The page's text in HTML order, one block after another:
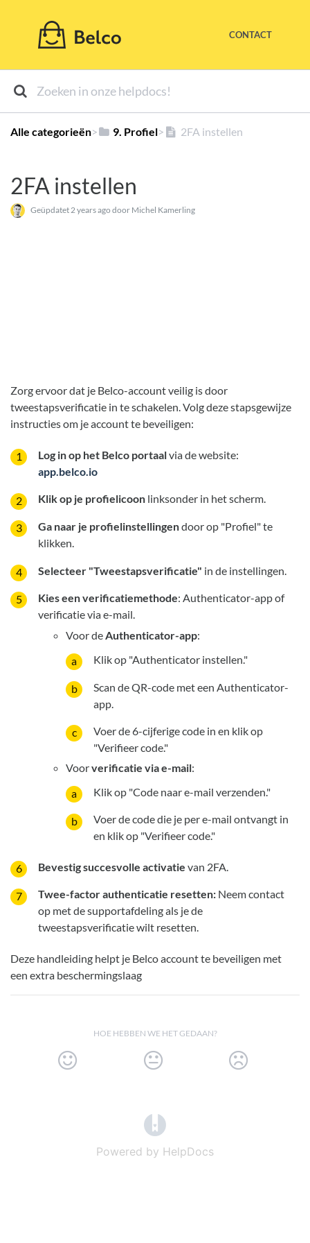
CONTACT
Alle categorieën​>​ ​9. Profiel​>​ 2FA instellen
2FA instellen
Geüpdatet 2 years ago door Michel Kamerling
Zorg ervoor dat je Belco-account veilig is door
tweestapsverificatie in te schakelen. Volg deze stapsgewijze
instructies om je account te beveiligen:
Log in op het Belco portaalvia de website:
app.belco.io
Klik op je profielicoon linksonder in het scherm.
Ga naar je profielinstellingendoor op "Profiel" te
klikken.
Selecteer "Tweestapsverificatie" in de instellingen.
Kies een verificatiemethode: Authenticator-app of
verificatie via e-mail.
Voor deAuthenticator-app:
Klik op "Authenticator instellen."
Scan de QR-code met een Authenticator-
app.
Voer de 6-cijferige code in en klik op
"Verifieer code."
Voorverificatie via e-mail:
Klik op "Code naar e-mail verzenden."
Voer de code die je per e-mail ontvangt in
en klik op "Verifieer code."
Bevestig succesvolle activatie van 2FA.
Twee-factor authenticatie resetten: Neem contact
op met de supportafdeling als je de
tweestapsverificatie wilt resetten.
Deze handleiding helpt je Belco account te beveiligen met
een extra beschermingslaag
HOE HEBBEN WE HET GEDAAN?
Powered by HelpDocs